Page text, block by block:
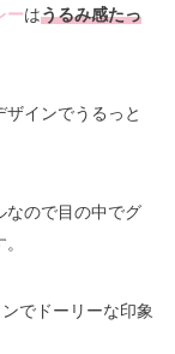
ーはうるみ感たっ
インでうるっと
なので目の中でグ
でドーリーな印象